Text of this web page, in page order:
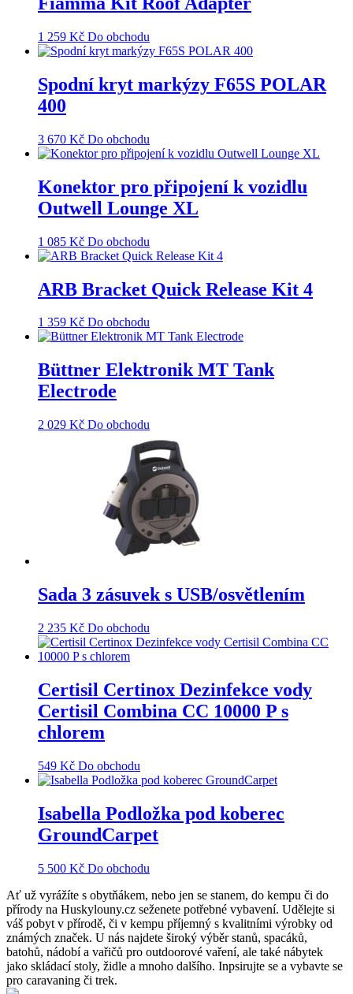
1 259 Kč Do obchodu
Spodní kryt markýzy F65S POLAR
400
3 670 Kč Do obchodu
Konektor pro připojení k vozidlu
Outwell Lounge XL
1 085 Kč Do obchodu
ARB Bracket Quick Release Kit 4
1 359 Kč Do obchodu
Büttner Elektronik MT Tank
Electrode
2 029 Kč Do obchodu
Sada 3 zásuvek s USB/osvětlením
2 235 Kč Do obchodu
Certisil Certinox Dezinfekce vody
Certisil Combina CC 10000 P s
chlorem
549 Kč Do obchodu
Isabella Podložka pod koberec
GroundCarpet
5 500 Kč Do obchodu
Ať už vyrážíte s obytňákem, nebo jen se stanem, do kempu či do
přírody na Huskylouny.cz seženete potřebné vybavení. Udělejte si
váš pobyt v přírodě, či v kempu příjemný s kvalitními výrobky od
známých značek. U nás najdete široký výběr stanů, spacáků,
batohů, nádobí a vařičů pro outdoorové vaření, ale také nábytek
jako skládací stoly, židle a mnoho dalšího. Inpsirujte se a vybavte se
pro caravaning či trek.